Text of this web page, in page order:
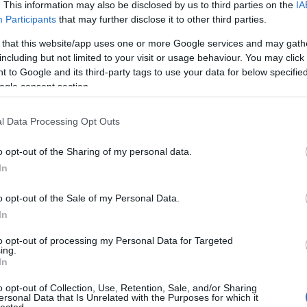
This information may also be disclosed by us to third parties on the
Participants that may further disclose it to other third parties.
that this website/app uses one or more Google services and may
but not limited to your visit or usage behaviour. You may
to Google and its third-party tags to use your data for below
consent section.
Data Processing Opt Outs
opt-out of the Sharing of my personal data.
opt-out of the Sale of my Personal Data.
opt-out of processing my Personal Data for Targeted
opt-out of Collection, Use, Retention, Sale, and/or Sharing
Data that Is Unrelated with the Purposes for which it
össze a vajjal. Mehet rá a hagyma,
kanál vízzel, hogy gyorsabbn puhuljon.
a fokhagymát, keverjük el, majd
át, öntsük fel vízzel, majd lefedve forrástól
majdnem készre. Adjuk hozzá a borsót,
be a csomómentesre kikevert
rá a petrust, reszeljük rá a
borsozzuk, ha kell. Tálaljuk! Ennyi.
tavasz
tejszín
vajbab